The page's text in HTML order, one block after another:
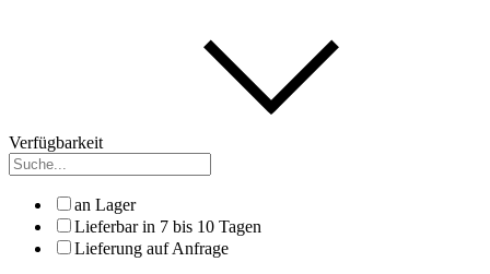
Verfügbarkeit
an Lager
Lieferbar in 7 bis 10 Tagen
Lieferung auf Anfrage